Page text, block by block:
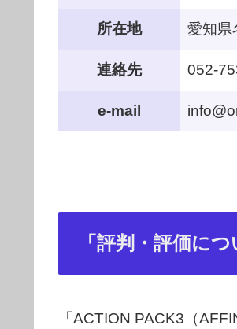
所在地 愛知県
連絡先 052-
e-mail
「評判・評価につ
「ACTION PACK3（